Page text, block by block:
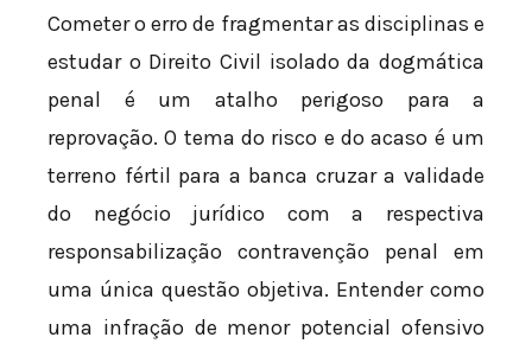
Cometer o erro de fragmentar as disciplinas e
estudar o Direito Civil isolado da dogmática
penal é um atalho perigoso para a
reprovação. O tema do risco e do acaso é um
terreno fértil para a banca cruzar a validade
do negócio jurídico com a respectiva
responsabilização contravenção penal em
uma única questão objetiva. Entender como
uma infração de menor potencial ofensivo